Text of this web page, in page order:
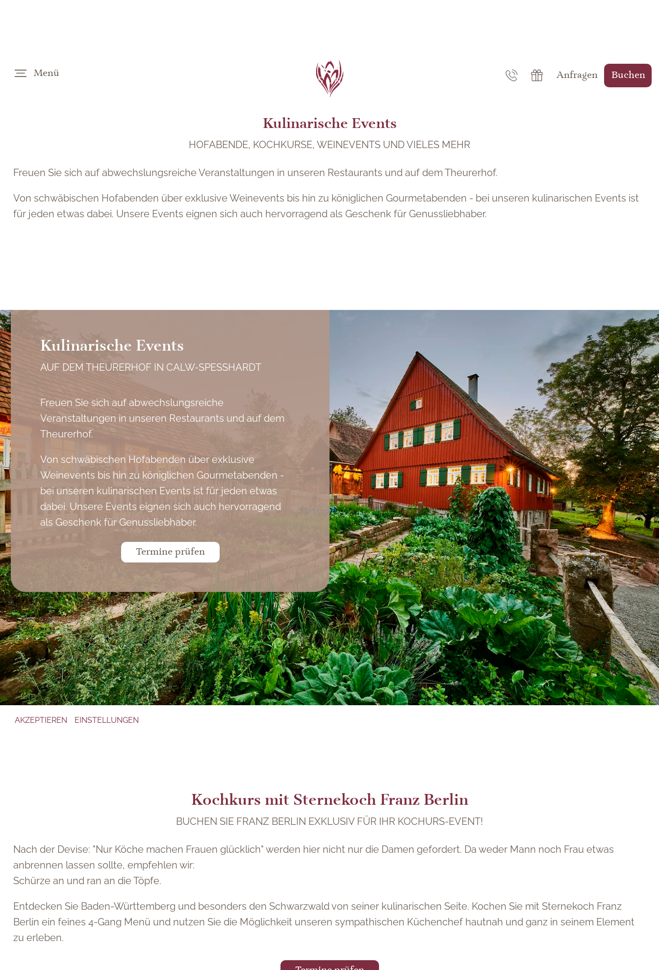
Menü Anfragen Buchen
Kulinarische Events
HOFABENDE, KOCHKURSE, WEINEVENTS UND VIELES MEHR
Freuen Sie sich auf abwechslungsreiche Veranstaltungen in unseren Restaurants und auf dem Theurerhof.
Von schwäbischen Hofabenden über exklusive Weinevents bis hin zu königlichen Gourmetabenden - bei unseren kulinarischen Events ist
für jeden etwas dabei. Unsere Events eignen sich auch hervorragend als Geschenk für Genussliebhaber.
Kulinarische Events
AUF DEM THEURERHOF IN CALW-SPESSHARDT
Freuen Sie sich auf abwechslungsreiche
Veranstaltungen in unseren Restaurants und auf dem
Theurerhof.
Von schwäbischen Hofabenden über exklusive
Weinevents bis hin zu königlichen Gourmetabenden -
bei unseren kulinarischen Events ist für jeden etwas
dabei. Unsere Events eignen sich auch hervorragend
als Geschenk für Genussliebhaber.
Termine prüfen
Kochkurs mit Sternekoch Franz Berlin
BUCHEN SIE FRANZ BERLIN EXKLUSIV FÜR IHR KOCHURS-EVENT!
Nach der Devise: "Nur Köche machen Frauen glücklich" werden hier nicht nur die Damen gefordert. Da weder Mann noch Frau etwas
anbrennen lassen sollte, empfehlen wir:
Schürze an und ran an die Töpfe.
Entdecken Sie Baden-Württemberg und besonders den Schwarzwald von seiner kulinarischen Seite. Kochen Sie mit Sternekoch Franz
Berlin ein feines 4-Gang Menü und nutzen Sie die Möglichkeit unseren sympathischen Küchenchef hautnah und ganz in seinem Element
zu erleben.
DATENSCHUTZ
Dieser Inhalt ist nur sichtbar wenn Sie Cookies von "Dialogshift GmbH" akzeptieren.
AKZEPTIEREN EINSTELLUNGEN
DATENSCHUTZ
Dieser Inhalt ist nur sichtbar wenn Sie Cookies von "ADDITIVE GmbH" akzeptieren.
AKZEPTIEREN EINSTELLUNGEN